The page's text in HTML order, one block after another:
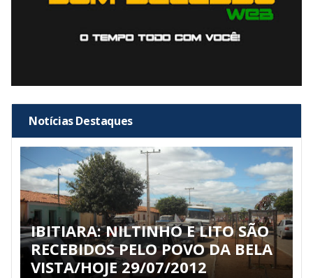
Notícias Destaques
IBITIARA: NILTINHO E LITO SÃO
RECEBIDOS PELO POVO DA BELA
VISTA/HOJE 29/07/2012